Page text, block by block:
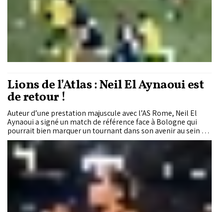
Lions de l’Atlas : Neil El Aynaoui est
de retour !
Auteur d’une prestation majuscule avec l’AS Rome, Neil El
Aynaoui a signé un match de référence face à Bologne qui
pourrait bien marquer un tournant dans son avenir au sein du
club italien. Buteur, passeur et omniprésent dans l’entrejeu,
le Lion de l’Atlas a rappelé toute l’étendue de son talent au
moment le plus crucial.